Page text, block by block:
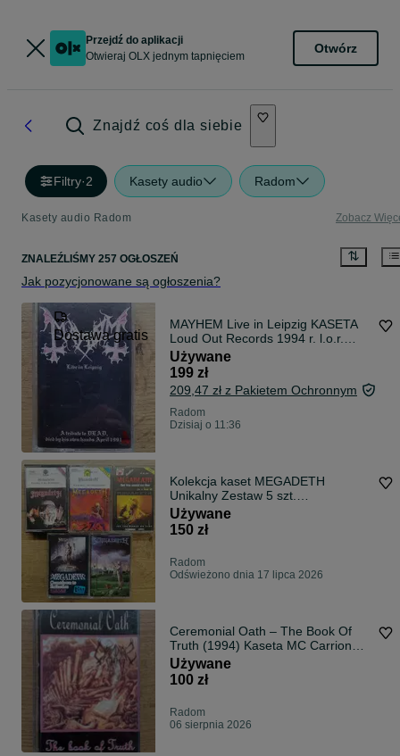
Przejdź do aplikacji
Otwieraj OLX jednym tapnięciem
Otwórz
Znajdź coś dla siebie
Filtry·2 Kasety audio Radom
Kasety audio Radom Zobacz
ZNALEŹLIŚMY 257 OGŁOSZEŃ
Jak pozycjonowane są ogłoszenia?
Dostawa gratis
MAYHEM Live in Leipzig KASETA
Loud Out Records 1994 r. l.o.r.
122-94 PIERWSZY PRESS z
błędem Black Metal UNIKAT
Używane
199 zł
209,47 zł z Pakietem Ochronnym
Radom
Dzisiaj o 11:36
Kolekcja kaset MEGADETH
Unikalny Zestaw 5 szt.
(Youthanasia, Takt, MG Records)
OKAZJA dla Fana!
Używane
150 zł
Radom
Odświeżono dnia 17 lipca 2026
Ceremonial Oath – The Book Of
Truth (1994) Kaseta MC Carrion
Records Swedish Death Metal
Używane
100 zł
Radom
06 sierpnia 2026